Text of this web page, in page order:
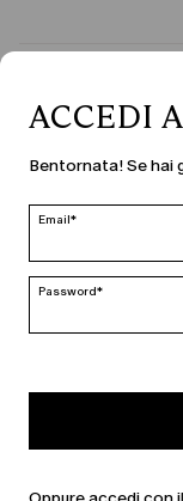
PAESE E
modifica
MARINA
PERSONA
ACCEDI
Bentornata! Se hai
Email*
Password*